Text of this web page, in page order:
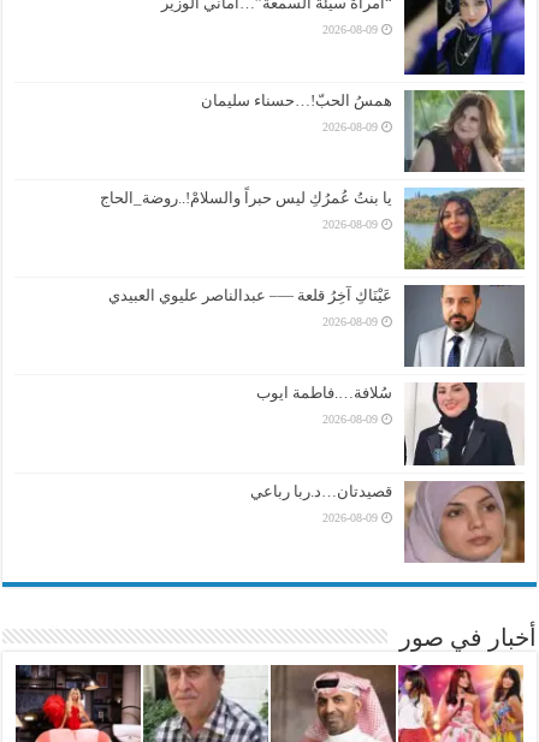
2026-08-09
همسُ الحبّ!…حسناء سليمان
2026-08-09
يا بنتُ عُمرُكِ ليس حبراً والسلامْ!..روضة_الحاج
2026-08-09
عَيْنَاكِ آخِرُ قلعة —– عبدالناصر عليوي العبيدي
2026-08-09
سُلافة….فاطمة ايوب
2026-08-09
قصيدتان…د.ربا رباعي
2026-08-09
أخبار في صور